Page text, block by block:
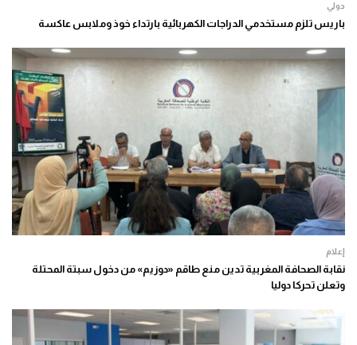
دولي
باريس تلزم مستخدمي الدراجات الكهربائية بارتداء خوذ وملابس عاكسة
إعلام
نقابة الصحافة المغربية تدين منع طاقم «دوزيم» من دخول سبتة المحتلة
وتعلن تحركا دوليا